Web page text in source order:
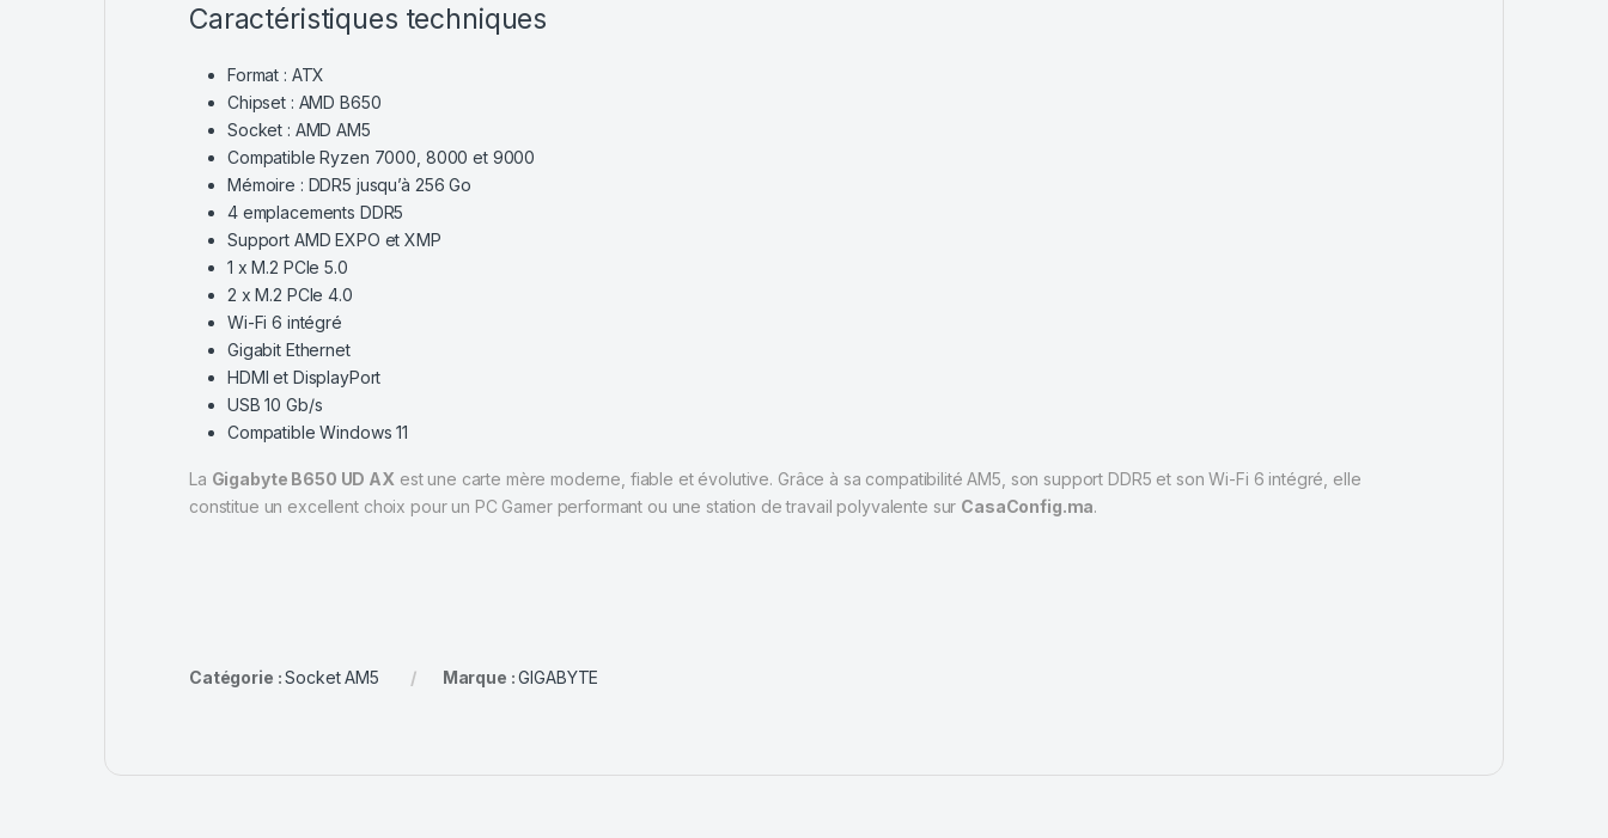
Caractéristiques techniques
Format : ATX
Chipset : AMD B650
Socket : AMD AM5
Compatible Ryzen 7000, 8000 et 9000
Mémoire : DDR5 jusqu’à 256 Go
4 emplacements DDR5
Support AMD EXPO et XMP
1 x M.2 PCIe 5.0
2 x M.2 PCIe 4.0
Wi-Fi 6 intégré
Gigabit Ethernet
HDMI et DisplayPort
USB 10 Gb/s
Compatible Windows 11
La Gigabyte B650 UD AX est une carte mère moderne, fiable et évolutive. Grâce à sa compatibilité AM5, son support DDR5 et son Wi-Fi 6 intégré, elle
constitue un excellent choix pour un PC Gamer performant ou une station de travail polyvalente sur CasaConfig.ma.
Catégorie :Socket AM5 Marque :GIGABYTE